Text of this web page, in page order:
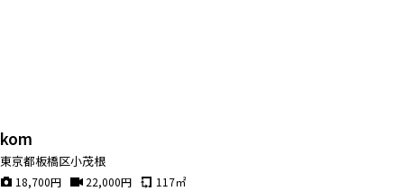
kom
東京都板橋区小茂根
18,700円 22,000円 117㎡